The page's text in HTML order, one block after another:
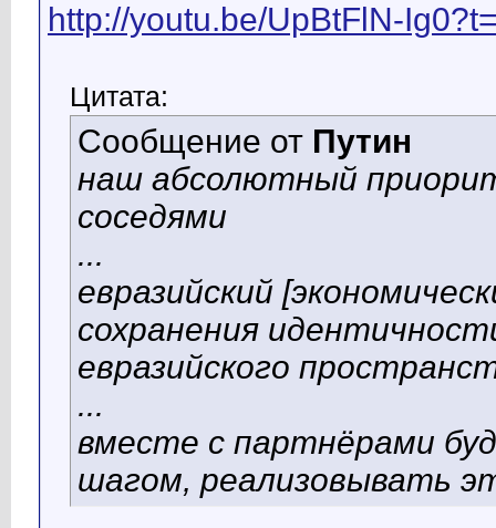
http://youtu.be/UpBtFlN-
Цитата:
Сообщение от Путин
наш абсолютный
соседями
...
евразийский
сохранения
евразийского
...
вместе с партнёрами
шагом, реализовывать